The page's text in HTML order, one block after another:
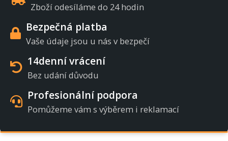
Zboží odesíláme do 24 hodin
Bezpečná platba
Vaše údaje jsou u nás v bezpečí
14denní vrácení
Bez udání důvodu
Profesionální podpora
Pomůžeme vám s výběrem i reklamací